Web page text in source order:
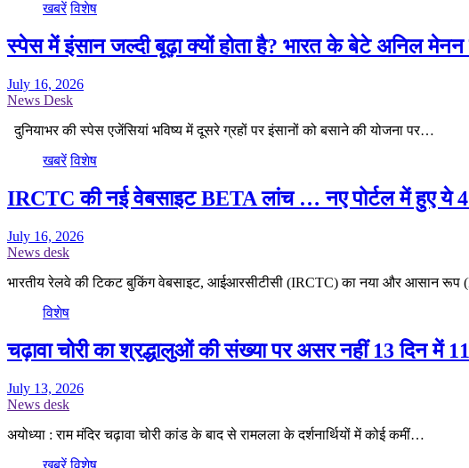
खबरें विशेष
स्पेस में इंसान जल्दी बूढ़ा क्यों होता है? भारत के बेटे अनिल
July 16, 2026
News Desk
दुनियाभर की स्पेस एजेंसियां भविष्य में दूसरे ग्रहों पर इंसानों को बसाने की योजना पर…
खबरें विशेष
IRCTC की नई वेबसाइट BETA लांच … नए पोर्टल में हुए ये
July 16, 2026
News desk
भारतीय रेलवे की टिकट बुकिंग वेबसाइट, आईआरसीटीसी (IRCTC) का नया और आसान रूप
विशेष
चढ़ावा चोरी का श्रद्धालुओं की संख्या पर असर नहीं 13 दिन में
July 13, 2026
News desk
अयोध्या : राम मंदिर चढ़ावा चोरी कांड के बाद से रामलला के दर्शनार्थियों में कोई कमीं…
खबरें विशेष